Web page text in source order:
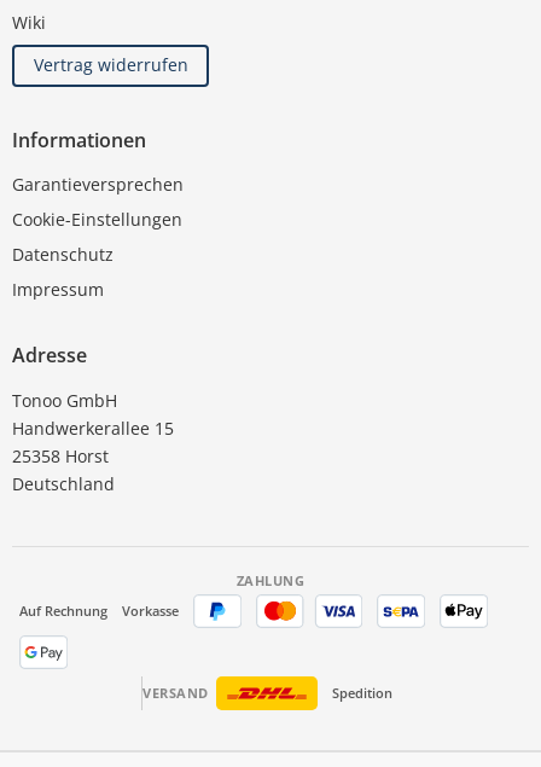
Wiki
Vertrag widerrufen
Informationen
Garantieversprechen
Cookie-Einstellungen
Datenschutz
Impressum
Adresse
Tonoo GmbH
Handwerkerallee 15
25358 Horst
Deutschland
ZAHLUNG
Auf Rechnung
Vorkasse
VERSAND Spedition